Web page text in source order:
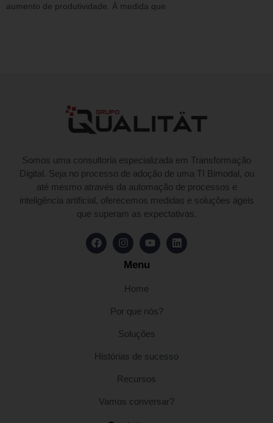
aumento de produtividade. À medida que
Somos uma consultoria especializada em Transformação
Digital. Seja no processo de adoção de uma TI Bimodal, ou
até mesmo através da automação de processos e
inteligência artificial, oferecemos medidas e soluções ágeis
que superam as expectativas.
Menu
Home
Por que nós?
Soluções
Histórias de sucesso
Recursos
Vamos conversar?